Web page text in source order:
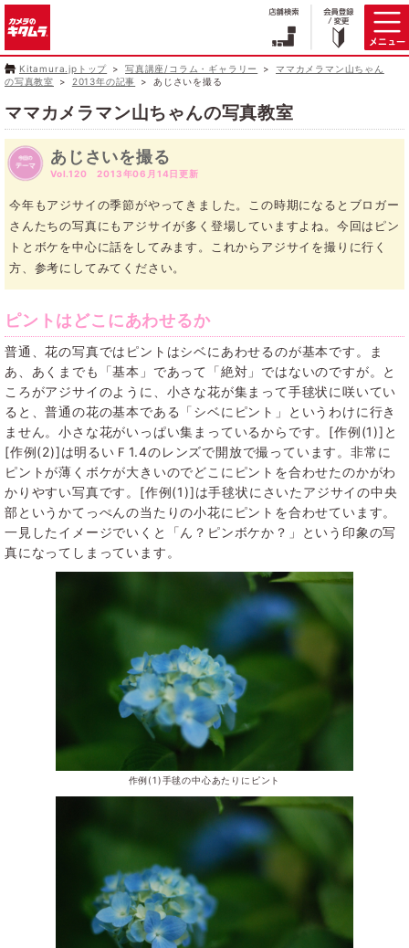
Kitamura.jpトップ 写真講座/コラム・ギャラリー
ママカメラマン山ちゃん
の写真教室
2013年の記事 あじさいを撮る
ママカメラマン山ちゃんの写真教室
あじさいを撮る
Vol.120 2013年06月14日更新
今年もアジサイの季節がやってきました。この時期になるとブロガー
さんたちの写真にもアジサイが多く登場していますよね。今回はピン
トとボケを中心に話をしてみます。これからアジサイを撮りに行く
方、参考にしてみてください。
ピントはどこにあわせるか
普通、花の写真ではピントはシベにあわせるのが基本です。ま
あ、あくまでも「基本」であって「絶対」ではないのですが。と
ころがアジサイのように、小さな花が集まって手毬状に咲いてい
ると、普通の花の基本である「シベにピント」というわけに行き
ません。小さな花がいっぱい集まっているからです。[作例(1)]と
[作例(2)]は明るいＦ1.4のレンズで開放で撮っています。非常に
ピントが薄くボケが大きいのでどこにピントを合わせたのかがわ
かりやすい写真です。[作例(1)]は手毬状にさいたアジサイの中央
部というかてっぺんの当たりの小花にピントを合わせています。
一見したイメージでいくと「ん？ピンボケか？」という印象の写
真になってしまっています。
作例(1)手毬の中心あたりにピント